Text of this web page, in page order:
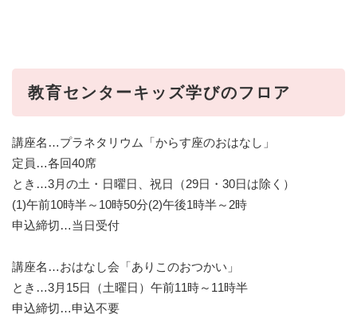
教育センターキッズ学びのフロア
講座名…プラネタリウム「からす座のおはなし」
定員…各回40席
とき…3月の土・日曜日、祝日（29日・30日は除く）
(1)午前10時半～10時50分(2)午後1時半～2時
申込締切…当日受付
講座名…おはなし会「ありこのおつかい」
とき…3月15日（土曜日）午前11時～11時半
申込締切…申込不要